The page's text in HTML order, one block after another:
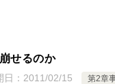
せるのか
日： 2011/02/15 第2章